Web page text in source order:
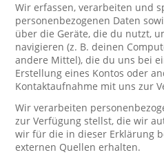
Wir erfassen, verarbeiten und
personenbezogenen Daten
über die Geräte, die du nutzt,
navigieren (z. B. deinen
andere Mittel), die du uns bei
Erstellung eines Kontos oder
Kontaktaufnahme mit uns zur
Wir verarbeiten
zur Verfügung stellst, die wir
wir für die in dieser Erklärung
externen Quellen erhalten.